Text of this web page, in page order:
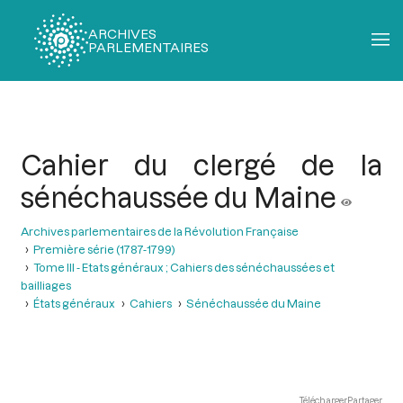
ARCHIVES
PARLEMENTAIRES
Cahier du clergé de la
sénéchaussée du Maine
Archives parlementaires de la Révolution Française
Première série (1787-1799)
Tome III - Etats généraux ; Cahiers des sénéchaussées et
bailliages
États généraux
Cahiers Sénéchaussée du Maine
TéléchargerPartager